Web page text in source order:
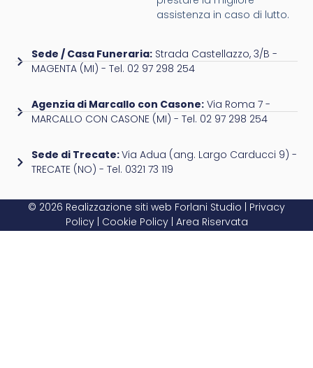
assistenza in caso di lutto.
Sede / Casa Funeraria:Strada Castellazzo, 3/B -
MAGENTA (MI) - Tel. 02 97 298 254
Agenzia di Marcallo con Casone:Via Roma 7 -
MARCALLO CON CASONE (MI) - Tel. 02 97 298 254
Sede di Trecate:Via Adua (ang. Largo Carducci 9) -
TRECATE (NO) - Tel. 0321 73 119
© 2026 Realizzazione siti web Forlani Studio
Privacy
Policy| Cookie Policy| Area Riservata